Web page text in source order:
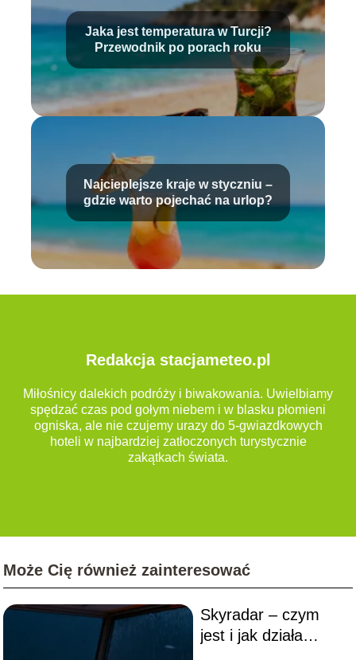
Jaka jest temperatura w Turcji?
Przewodnik po porach roku
Najcieplejsze kraje w styczniu –
gdzie warto pojechać na urlop?
Redakcja stacjameteo.pl
Miłośnicy dalekich podróży i biwakowania. Uwielbiamy
spędzać czas pod gołym niebem i w blasku płomieni
ogniska, ale nie czujemy urazy do 5-gwiazdkowych
hoteli w najbardziej zatłoczonych turystycznie
zakątkach świata.
Może Cię również zainteresować
Skyradar – czym
jest i jak działa